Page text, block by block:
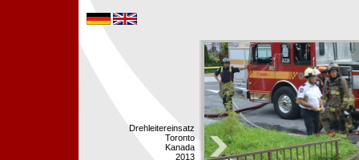
Drehleitereinsatz
Toronto
Kanada
2013